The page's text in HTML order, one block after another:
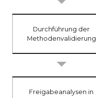
Durchführung der
Methodenvalidierung
Freigabeanalysen in